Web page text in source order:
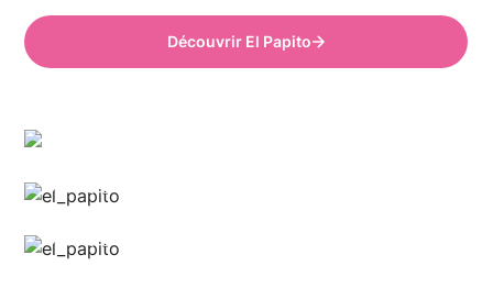
Découvrir El Papito
Anthony @food_is_my_bestff
Anthony @food_is_my_bestff